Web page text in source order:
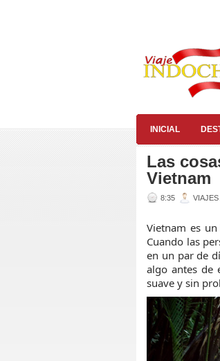
INICIAL
Las
Vietnam
8:35 VIAJES
Vietnam es
Cuando las
en un par de
algo antes de
suave y sin